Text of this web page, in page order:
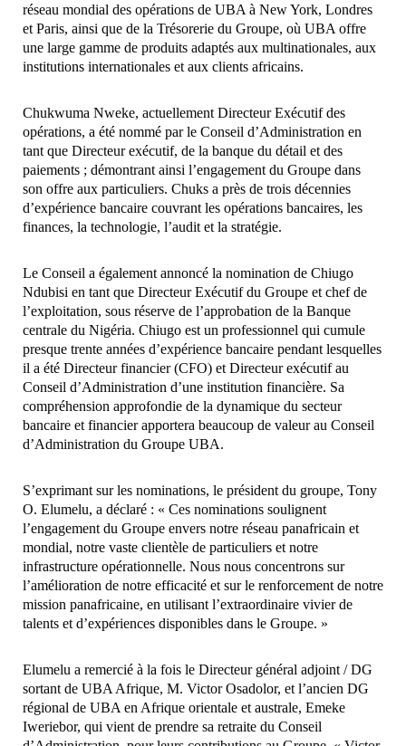
réseau mondial des opérations de UBA à New York, Londres
et Paris, ainsi que de la Trésorerie du Groupe, où UBA offre
une large gamme de produits adaptés aux multinationales, aux
institutions internationales et aux clients africains.
Chukwuma Nweke, actuellement Directeur Exécutif des
opérations, a été nommé par le Conseil d’Administration en
tant que Directeur exécutif, de la banque du détail et des
paiements ; démontrant ainsi l’engagement du Groupe dans
son offre aux particuliers. Chuks a près de trois décennies
d’expérience bancaire couvrant les opérations bancaires, les
finances, la technologie, l’audit et la stratégie.
Le Conseil a également annoncé la nomination de Chiugo
Ndubisi en tant que Directeur Exécutif du Groupe et chef de
l’exploitation, sous réserve de l’approbation de la Banque
centrale du Nigéria. Chiugo est un professionnel qui cumule
presque trente années d’expérience bancaire pendant lesquelles
il a été Directeur financier (CFO) et Directeur exécutif au
Conseil d’Administration d’une institution financière. Sa
compréhension approfondie de la dynamique du secteur
bancaire et financier apportera beaucoup de valeur au Conseil
d’Administration du Groupe UBA.
S’exprimant sur les nominations, le président du groupe, Tony
O. Elumelu, a déclaré : « Ces nominations soulignent
l’engagement du Groupe envers notre réseau panafricain et
mondial, notre vaste clientèle de particuliers et notre
infrastructure opérationnelle. Nous nous concentrons sur
l’amélioration de notre efficacité et sur le renforcement de notre
mission panafricaine, en utilisant l’extraordinaire vivier de
talents et d’expériences disponibles dans le Groupe. »
Elumelu a remercié à la fois le Directeur général adjoint / DG
sortant de UBA Afrique, M. Victor Osadolor, et l’ancien DG
régional de UBA en Afrique orientale et australe, Emeke
Iweriebor, qui vient de prendre sa retraite du Conseil